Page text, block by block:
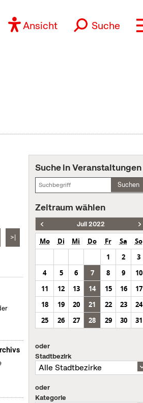
Ansicht Suche
>|
Suche in Veranstaltungen
Suchen
Zeitraum wählen
Juli 2022
Mo Di Mi Do Fr Sa
So
1
2
3
4
5 6 7 8 9
10
11
12 13 14 15 16
17
18
19 20 21 22 23
24
25
26 27 28 29 30 31
oder
Stadtbezirk
oder
Kategorie